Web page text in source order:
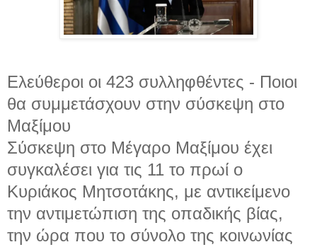
Ελεύθεροι οι 423 συλληφθέντες - Ποιοι
θα συμμετάσχουν στην σύσκεψη στο
Μαξίμου
Σύσκεψη στο Μέγαρο Μαξίμου έχει
συγκαλέσει για τις 11 το πρωί ο
Κυριάκος Μητσοτάκης, με αντικείμενο
την αντιμετώπιση της οπαδικής βίας,
την ώρα που το σύνολο της κοινωνίας